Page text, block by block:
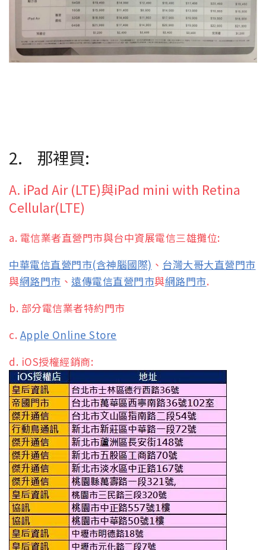
2. 那裡買:
A. iPad Air (LTE)與iPad mini with Retina
Cellular(LTE)
a. 電信業者直營門市與台中資展電信三雄攤位:
中華電信直營門市(含神腦國際) 、 台灣大哥大直營門市
與網路門市 、 遠傳電信直營門市與網路門市.
b. 部分電信業者特約門市
c. Apple Online Store
d. iOS授權經銷商: